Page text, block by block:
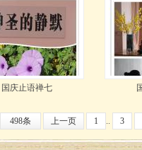
国庆止语禅七
498条 上一页 1 .. 3